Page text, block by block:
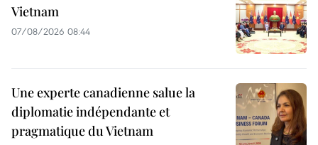
Vietnam
07/08/2026 08:44
Une experte canadienne salue la
diplomatie indépendante et
pragmatique du Vietnam